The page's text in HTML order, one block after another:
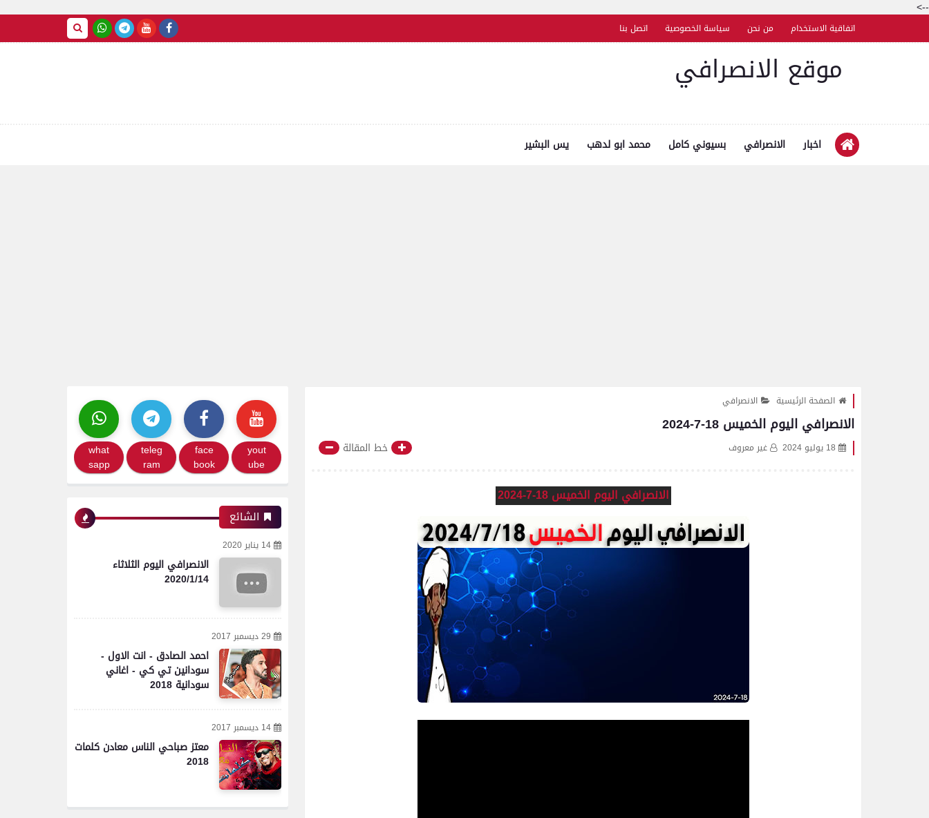
-->
اتفاقية الاستخدام من نحن سياسة الخصوصية اتصل بنا
موقع الانصرافي
اخبار الانصرافي بسيوني كامل محمد ابو لدهب يس البشير
الصفحة الرئيسية الانصرافي
الانصرافي اليوم الخميس 18-7-2024
18 يوليو 2024 غير معروف خط المقالة
الانصرافي اليوم الخميس 18-7-2024
yout
ube
face
book
teleg
ram
what
sapp
الشائع
14 يناير 2020
الانصرافي اليوم الثلاثاء
2020/1/14
29 ديسمبر 2017
احمد الصادق - انت الاول -
سودانين تي كي - اغاني
سودانية 2018
14 ديسمبر 2017
معتز صباحي الناس معادن كلمات
2018